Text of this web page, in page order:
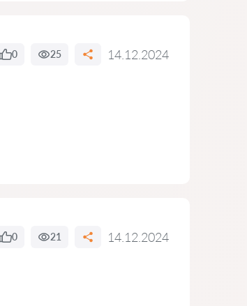
0 25 14.12.2024
0 21 14.12.2024